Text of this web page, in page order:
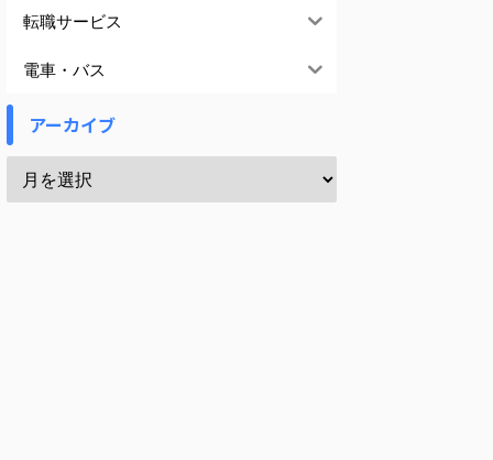
転職サービス
電車・バス
アーカイブ